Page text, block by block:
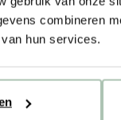
combineren
hun services.